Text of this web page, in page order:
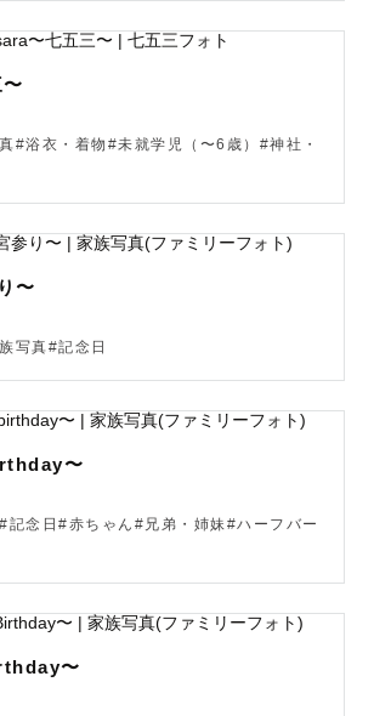
#浴衣・着物#未就学児（〜6歳）#神社・
〜
写真#記念日
〜
記念日#赤ちゃん#兄弟・姉妹#ハーフバー
〜